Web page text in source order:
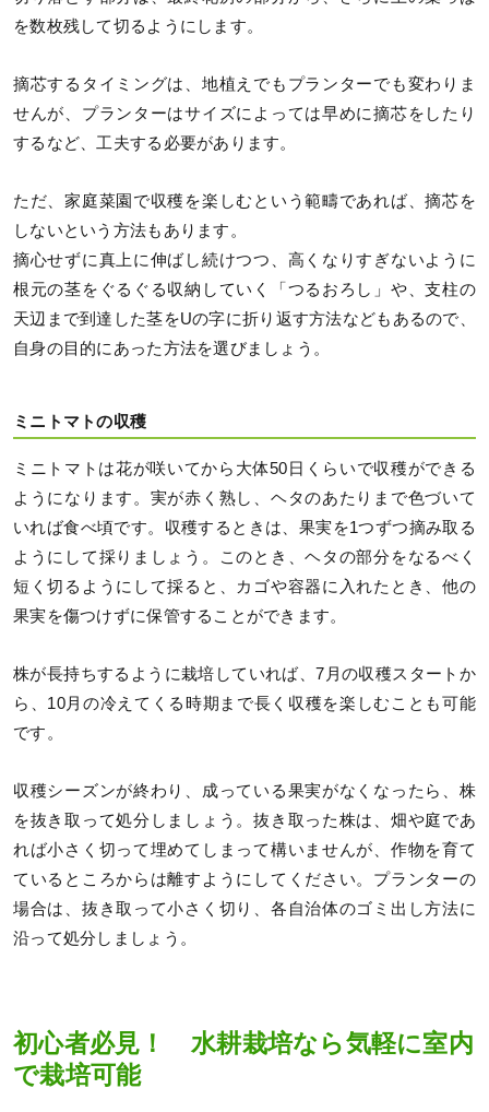
を数枚残して切るようにします。
摘芯するタイミングは、地植えでもプランターでも変わりま
せんが、プランターはサイズによっては早めに摘芯をしたり
するなど、工夫する必要があります。
ただ、家庭菜園で収穫を楽しむという範疇であれば、摘芯を
しないという方法もあります。
摘心せずに真上に伸ばし続けつつ、高くなりすぎないように
根元の茎をぐるぐる収納していく「つるおろし」や、支柱の
天辺まで到達した茎をUの字に折り返す方法などもあるので、
自身の目的にあった方法を選びましょう。
ミニトマトの収穫
ミニトマトは花が咲いてから大体50日くらいで収穫ができる
ようになります。実が赤く熟し、ヘタのあたりまで色づいて
いれば食べ頃です。収穫するときは、果実を1つずつ摘み取る
ようにして採りましょう。このとき、ヘタの部分をなるべく
短く切るようにして採ると、カゴや容器に入れたとき、他の
果実を傷つけずに保管することができます。
株が長持ちするように栽培していれば、7月の収穫スタートか
ら、10月の冷えてくる時期まで長く収穫を楽しむことも可能
です。
収穫シーズンが終わり、成っている果実がなくなったら、株
を抜き取って処分しましょう。抜き取った株は、畑や庭であ
れば小さく切って埋めてしまって構いませんが、作物を育て
ているところからは離すようにしてください。プランターの
場合は、抜き取って小さく切り、各自治体のゴミ出し方法に
沿って処分しましょう。
初心者必見！ 水耕栽培なら気軽に室内
で栽培可能